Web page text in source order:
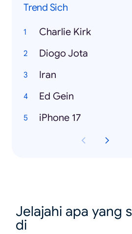
Trend Sich
Charlie Kirk
Diogo Jota
Iran
Ed Gein
iPhone 17
Jelajahi apa yang
di